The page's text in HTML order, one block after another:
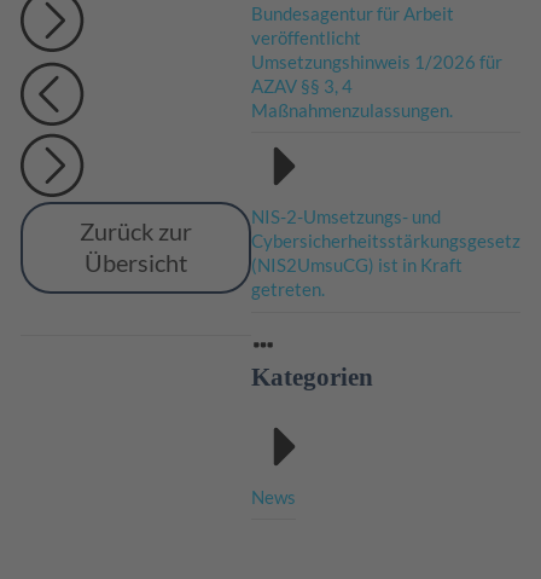
Zurück zur
Übersicht
Bundesagentur für Arbeit
veröffentlicht
Umsetzungshinweis 1/2026 für
AZAV §§ 3, 4
Maßnahmenzulassungen.
NIS-2-Umsetzungs- und
Cybersicherheitsstärkungsgesetz
(NIS2UmsuCG) ist in Kraft
getreten.
Kategorien
News